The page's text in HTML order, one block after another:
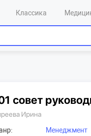
Классика
совет
Ирина
Менеджмент